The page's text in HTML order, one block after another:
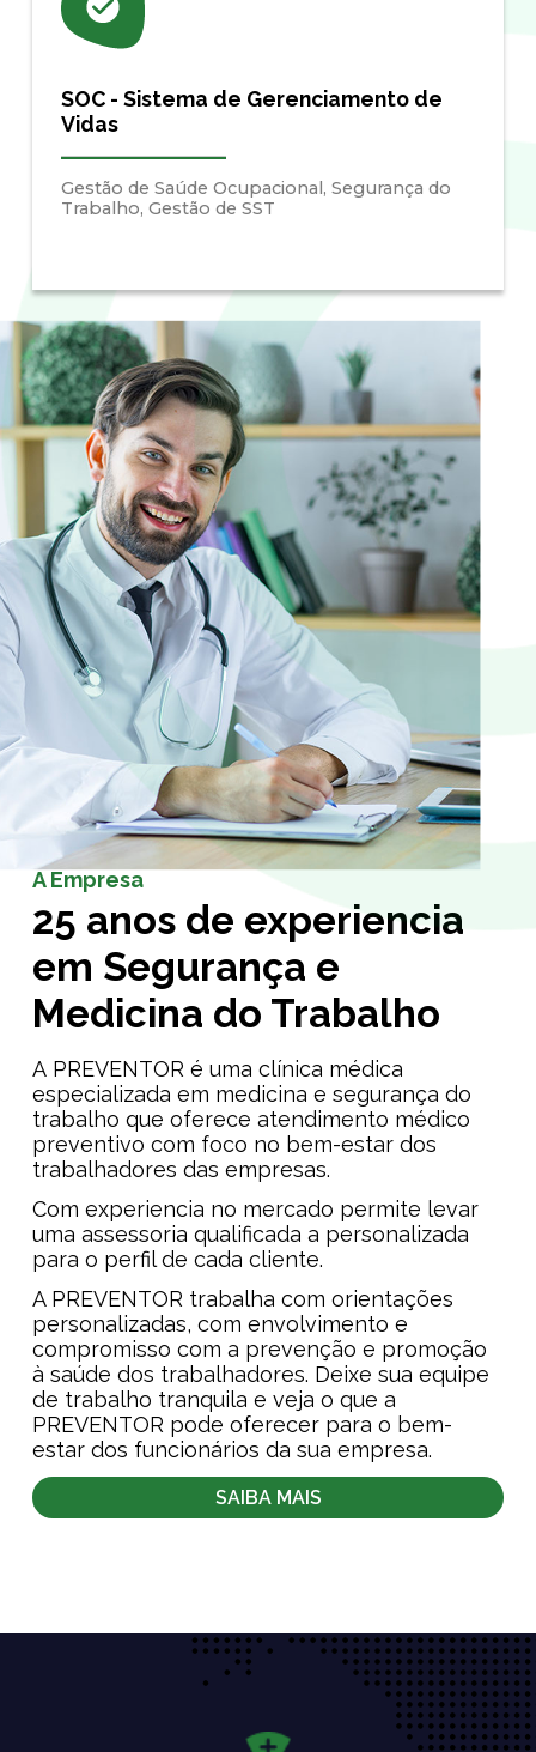
SOC - Sistema de Gerenciamento de
Vidas
Gestão de Saúde Ocupacional, Segurança do
Trabalho, Gestão de SST
A Empresa
25 anos de experiencia
em Segurança e
Medicina do Trabalho
A PREVENTOR é uma clínica médica
especializada em medicina e segurança do
trabalho que oferece atendimento médico
preventivo com foco no bem-estar dos
trabalhadores das empresas.
Com experiencia no mercado permite levar
uma assessoria qualificada a personalizada
para o perfil de cada cliente.
A PREVENTOR trabalha com orientações
personalizadas, com envolvimento e
compromisso com a prevenção e promoção
à saúde dos trabalhadores. Deixe sua equipe
de trabalho tranquila e veja o que a
PREVENTOR pode oferecer para o bem-
estar dos funcionários da sua empresa.
SAIBA MAIS